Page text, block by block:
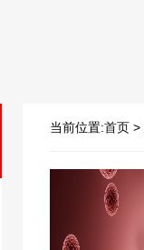
当前位置:首页 >